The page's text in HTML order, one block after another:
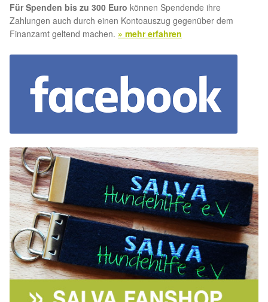
Für Spenden bis zu 300 Euro können Spendende ihre
Zahlungen auch durch einen Kontoauszug gegenüber dem
Finanzamt geltend machen. » mehr erfahren